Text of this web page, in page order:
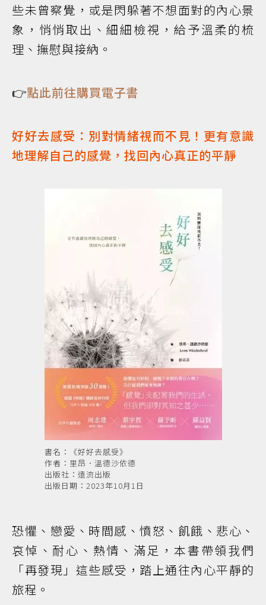
些未曾察覺，或是閃躲著不想面對的內心景
象，悄悄取出、細細檢視，給予溫柔的梳
理、撫慰與接納。
👉點此前往購買電子書
好好去感受：別對情緒視而不見！更有意識
地理解自己的感覺，找回內心真正的平靜
書名：《好好去感受》
作者：里昂．溫德沙依德
出版社：遠流出版
出版日期：2023年10月1日
恐懼、戀愛、時間感、憤怒、飢餓、悲心、
哀悼、耐心、熱情、滿足，本書帶領我們
「再發現」這些感受，踏上通往內心平靜的
旅程。